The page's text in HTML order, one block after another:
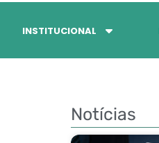
INSTITUCIONAL
Notícias